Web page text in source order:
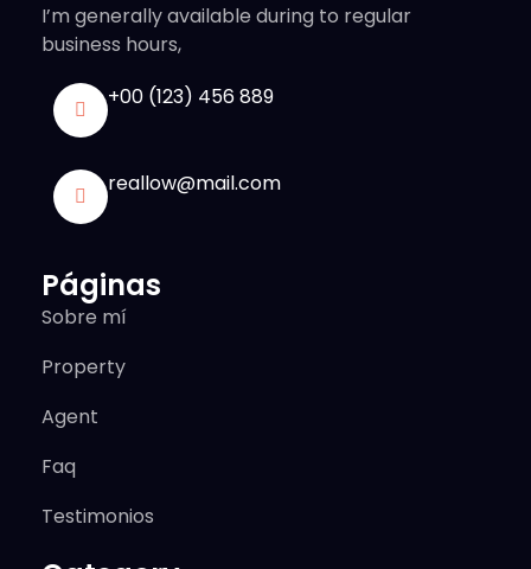
I’m generally available during to regular
business hours,
+00 (123) 456 889
reallow@mail.com
Páginas
Sobre mí
Property
Agent
Faq
Testimonios